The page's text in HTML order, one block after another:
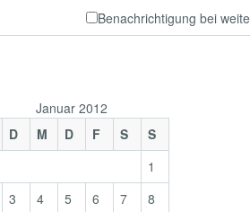
Benachrichtigung bei
Januar 2012
D M D F S S
1
3 4 5 6 7
8